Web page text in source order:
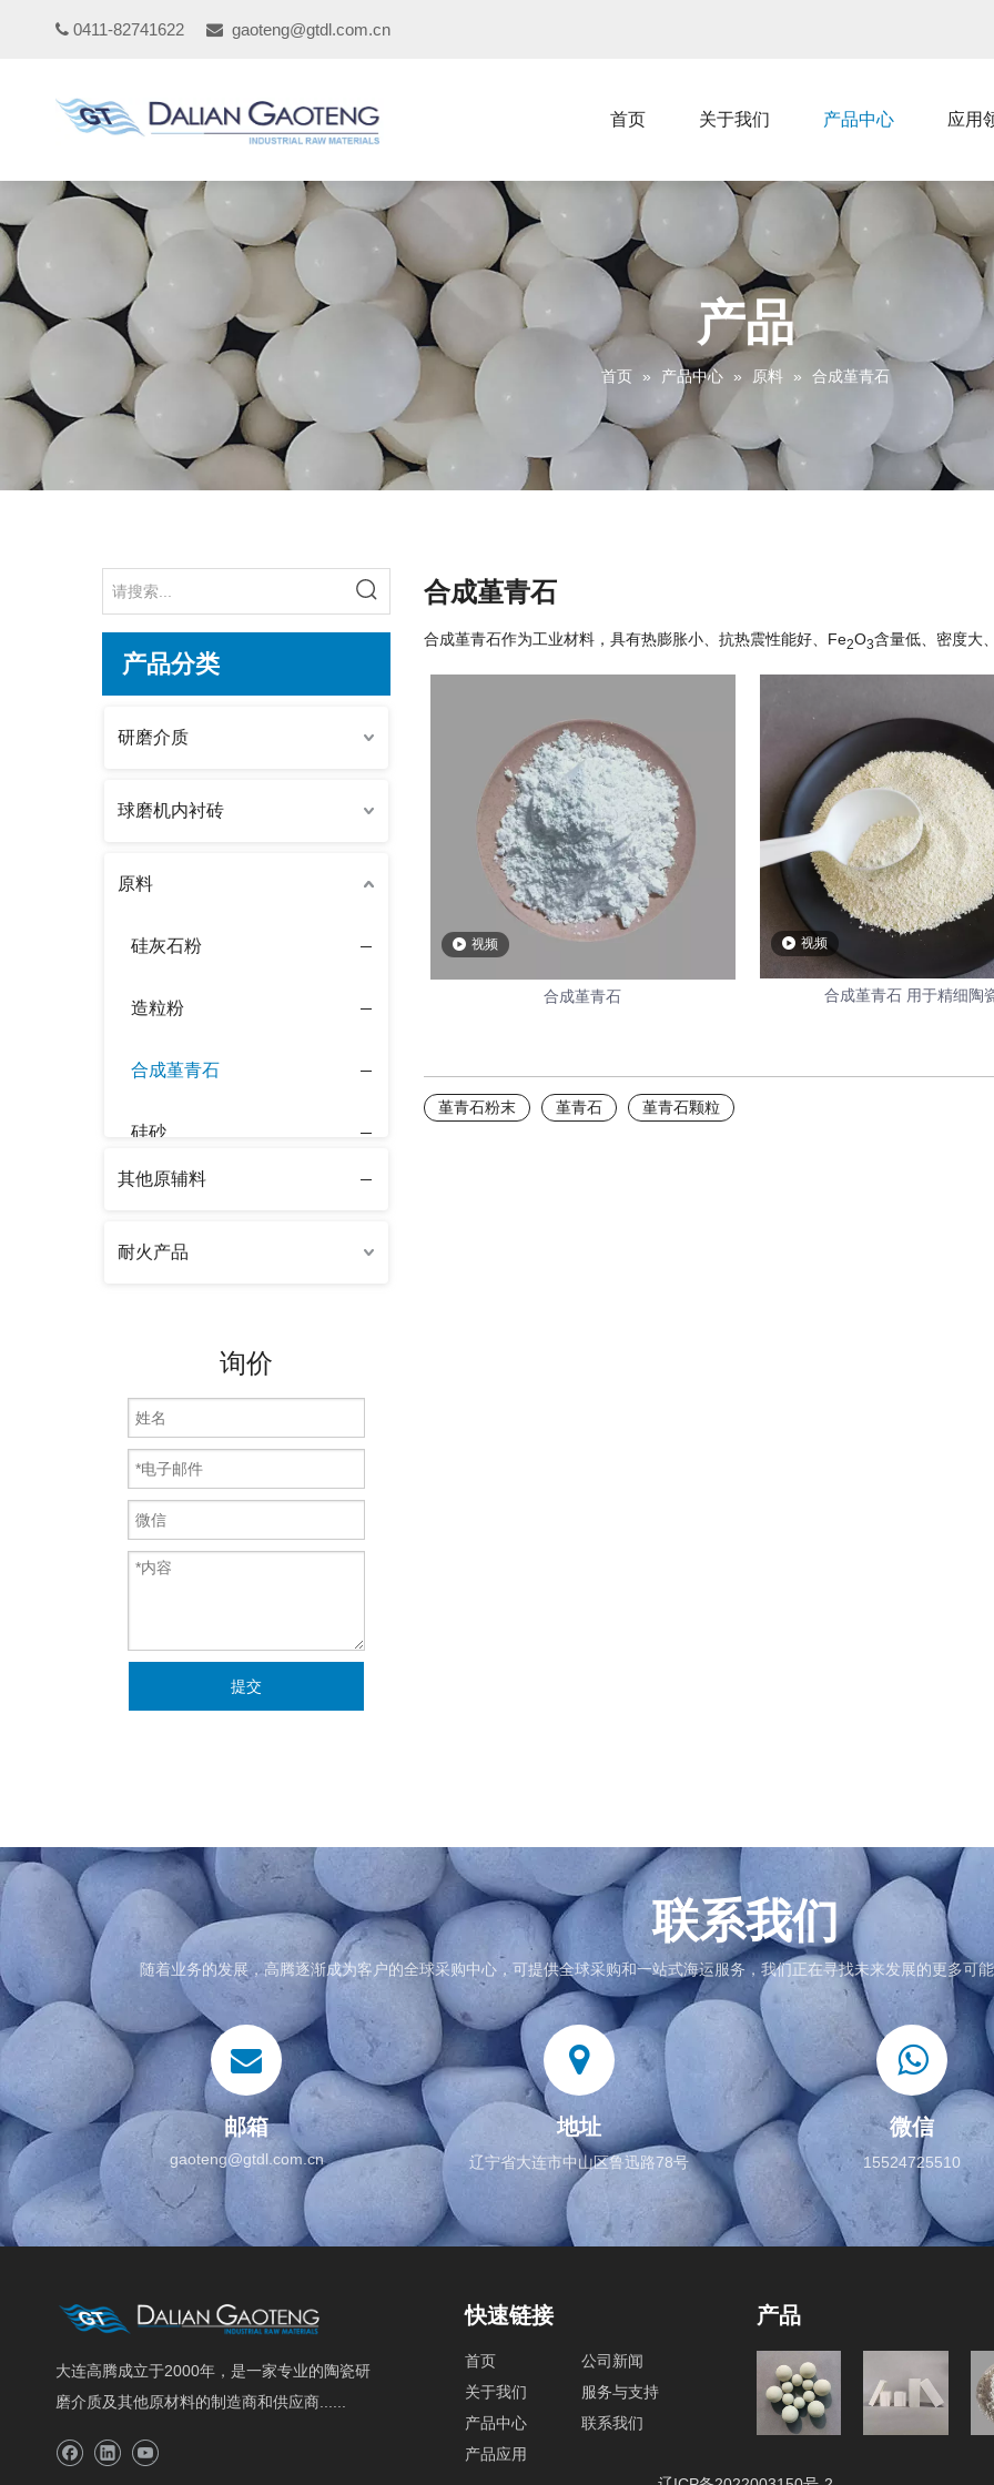
 0411-82741622  gaoteng@gtdl.com.cn
首页 关于我们 产品中心 应用
产品
首页 » 产品中心 » 原料 » 合成堇青石
产品分类
研磨介质
球磨机内衬砖
原料
硅灰石粉
造粒粉
合成堇青石
硅砂
氧化铝粉
硅酸锆
其他原辅料
耐火产品
询价
提交
合成堇青石
合成堇青石作为工业材料，具有热膨胀小、抗热震性能好、Fe2O3含量低、密度大
视频
合成堇青石
视频
合成堇青石 用于精细陶
堇青石粉末 堇青石 堇青石颗粒
联系我们
随着业务的发展，高腾逐渐成为客户的全球采购中心，可提供全球采购和一站式海运服务，我们正在寻找未来发展的更多可
邮箱
gaoteng@gtdl.com.cn
地址
辽宁省大连市中山区鲁迅路78号
微信
15524725510
大连高腾成立于2000年，是一家专业的陶瓷研
磨介质及其他原材料的制造商和供应商......
快速链接
首页
关于我们
产品中心
产品应用
公司新闻
服务与支持
联系我们
产品
研磨介质
球磨机内
衬砖